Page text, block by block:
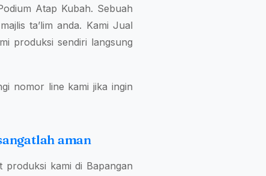
Atap Kubah. Sebuah
ta’lim anda. Kami Jual
produksi sendiri langsung
nomor line kami jika ingin
aman
produksi kami di Bapangan